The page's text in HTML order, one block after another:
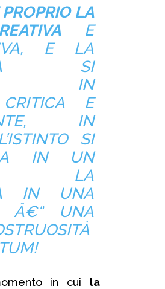
PROPRIO LA
E
E LA
SI
IN
E
IN
SI
IN UN
LA
IN UNA
Â€“ UNA
!
in cui la